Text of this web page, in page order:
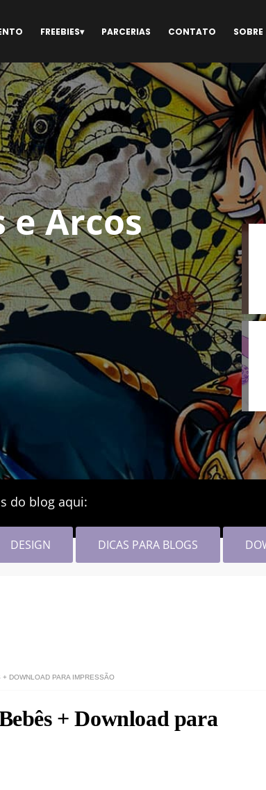
FREEBIES PARCERIAS CONTATO SOBRE
e Arcos
do blog aqui:
DESIGN DICAS PARA BLOGS
DOWNLOAD PARA IMPRESSÃO
+ Download para